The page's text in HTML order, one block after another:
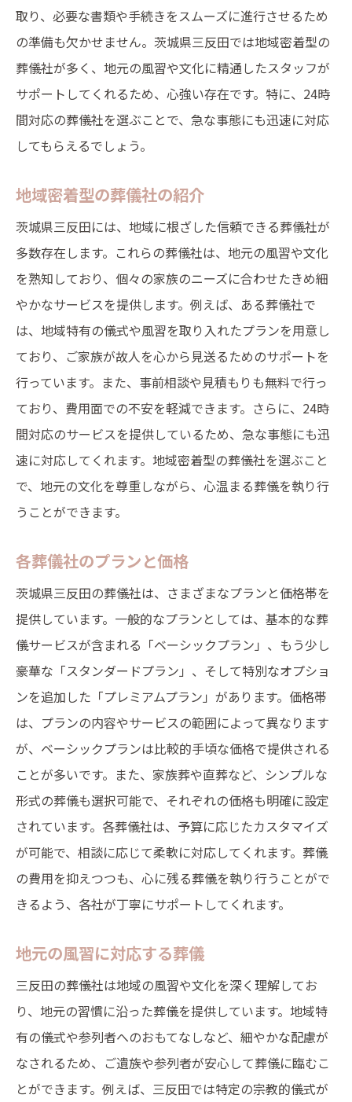
取り、必要な書類や手続きをスムーズに進行させるため
の準備も欠かせません。茨城県三反田では地域密着型の
葬儀社が多く、地元の風習や文化に精通したスタッフが
サポートしてくれるため、心強い存在です。特に、24時
間対応の葬儀社を選ぶことで、急な事態にも迅速に対応
してもらえるでしょう。
地域密着型の葬儀社の紹介
茨城県三反田には、地域に根ざした信頼できる葬儀社が
多数存在します。これらの葬儀社は、地元の風習や文化
を熟知しており、個々の家族のニーズに合わせたきめ細
やかなサービスを提供します。例えば、ある葬儀社で
は、地域特有の儀式や風習を取り入れたプランを用意し
ており、ご家族が故人を心から見送るためのサポートを
行っています。また、事前相談や見積もりも無料で行っ
ており、費用面での不安を軽減できます。さらに、24時
間対応のサービスを提供しているため、急な事態にも迅
速に対応してくれます。地域密着型の葬儀社を選ぶこと
で、地元の文化を尊重しながら、心温まる葬儀を執り行
うことができます。
各葬儀社のプランと価格
茨城県三反田の葬儀社は、さまざまなプランと価格帯を
提供しています。一般的なプランとしては、基本的な葬
儀サービスが含まれる「ベーシックプラン」、もう少し
豪華な「スタンダードプラン」、そして特別なオプショ
ンを追加した「プレミアムプラン」があります。価格帯
は、プランの内容やサービスの範囲によって異なります
が、ベーシックプランは比較的手頃な価格で提供される
ことが多いです。また、家族葬や直葬など、シンプルな
形式の葬儀も選択可能で、それぞれの価格も明確に設定
されています。各葬儀社は、予算に応じたカスタマイズ
が可能で、相談に応じて柔軟に対応してくれます。葬儀
の費用を抑えつつも、心に残る葬儀を執り行うことがで
きるよう、各社が丁寧にサポートしてくれます。
地元の風習に対応する葬儀
三反田の葬儀社は地域の風習や文化を深く理解してお
り、地元の習慣に沿った葬儀を提供しています。地域特
有の儀式や参列者へのおもてなしなど、細やかな配慮が
なされるため、ご遺族や参列者が安心して葬儀に臨むこ
とができます。例えば、三反田では特定の宗教的儀式が